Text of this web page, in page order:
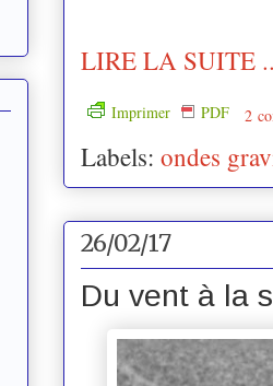
LIRE LA SUITE
Imprimer PDF 2
Labels: ondes
26/02/17
Du vent à la